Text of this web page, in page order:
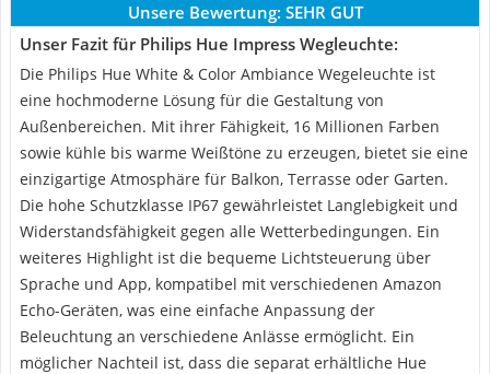
Unsere Bewertung: SEHR GUT
Unser Fazit für Philips Hue Impress Wegleuchte:
Die Philips Hue White & Color Ambiance Wegeleuchte ist
eine hochmoderne Lösung für die Gestaltung von
Außenbereichen. Mit ihrer Fähigkeit, 16 Millionen Farben
sowie kühle bis warme Weißtöne zu erzeugen, bietet sie eine
einzigartige Atmosphäre für Balkon, Terrasse oder Garten.
Die hohe Schutzklasse IP67 gewährleistet Langlebigkeit und
Widerstandsfähigkeit gegen alle Wetterbedingungen. Ein
weiteres Highlight ist die bequeme Lichtsteuerung über
Sprache und App, kompatibel mit verschiedenen Amazon
Echo-Geräten, was eine einfache Anpassung der
Beleuchtung an verschiedene Anlässe ermöglicht. Ein
möglicher Nachteil ist, dass die separat erhältliche Hue